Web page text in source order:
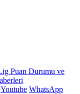
Puan Durumu ve
Youtube WhatsApp